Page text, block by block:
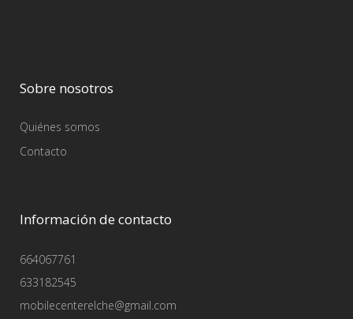
Sobre nosotros
Quiénes somos
Contacto
Información de contacto
664067761
633182545
mobilecenterelche@gmail.com